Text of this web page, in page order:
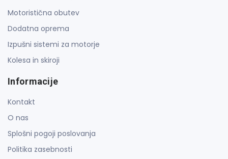
Motoristična obutev
Dodatna oprema
Izpušni sistemi za motorje
Kolesa in skiroji
Informacije
Kontakt
O nas
Splošni pogoji poslovanja
Politika zasebnosti